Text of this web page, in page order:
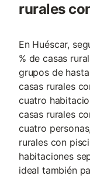
rurales
En Huéscar,
% de casas
grupos de
casas rurales
cuatro
casas rurales
cuatro
rurales con
habitaciones
ideal también